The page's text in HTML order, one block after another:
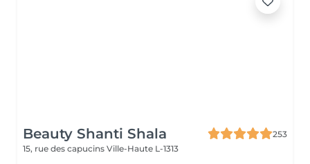
Beauty Shanti Shala
253
15, rue des capucins Ville-Haute L-1313